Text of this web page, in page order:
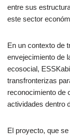
entre sus
este sector
En un contexto de
envejecimiento de
ecosocial,
transfronterizas
reconocimiento de
actividades dentro
El proyecto, que